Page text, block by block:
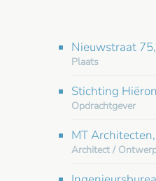
Nieuwstraat
Plaats
Stichting
Opdrachtgever
MT
Architect /